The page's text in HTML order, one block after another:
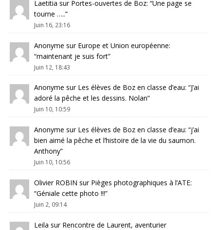
Laetitia sur Portes-ouvertes de Boz: “Une page se
tourne …..”
Juin 16, 23:16
Anonyme sur Europe et Union européenne:
“maintenant je suis fort”
Juin 12, 18:43
Anonyme sur Les élèves de Boz en classe d’eau: “J’ai
adoré la pêche et les dessins. Nolan”
Juin 10, 10:59
Anonyme sur Les élèves de Boz en classe d’eau: “j’ai
bien aimé la pêche et l’histoire de la vie du saumon.
Anthony”
Juin 10, 10:56
Olivier ROBIN sur Pièges photographiques à l’ATE:
“Géniale cette photo !!!”
Juin 2, 09:14
Leila sur Rencontre de Laurent, aventurier